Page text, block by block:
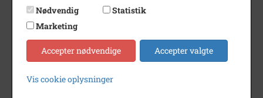
Fotograf
?
Kontakt arkivet
Nødvendig
Statistik
Marketing
Accepter nødvendige Accepter valgte
Vis cookie oplysninger